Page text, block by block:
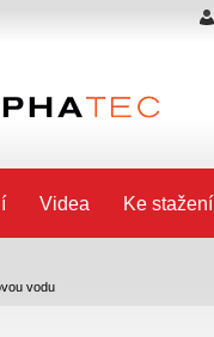
Videa Ke stažení
vodu